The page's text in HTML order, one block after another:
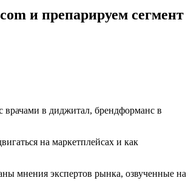
и препарируем сегмент
в диджитал, брендформанс в
на маркетплейсах и как
мнения экспертов рынка, озвученные на